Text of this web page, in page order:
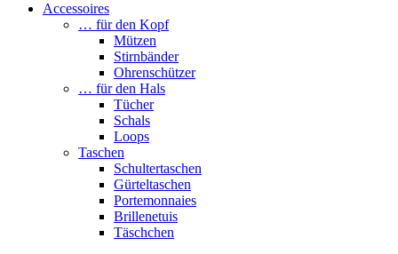
Accessoires
… für den Kopf
Mützen
Stirnbänder
Ohrenschützer
… für den Hals
Tücher
Schals
Loops
Taschen
Schultertaschen
Gürteltaschen
Portemonnaies
Brillenetuis
Täschchen